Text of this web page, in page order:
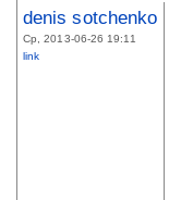
denis sotchenko
Ср, 2013-06-26 19:11
link